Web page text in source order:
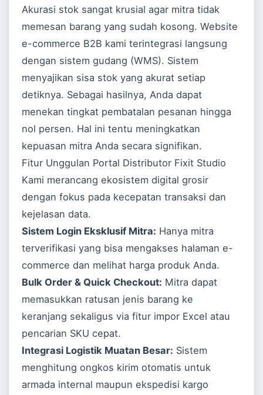
Akurasi stok sangat krusial agar mitra tidak
memesan barang yang sudah kosong. Website
e-commerce B2B kami terintegrasi langsung
dengan sistem gudang (WMS). Sistem
menyajikan sisa stok yang akurat setiap
detiknya. Sebagai hasilnya, Anda dapat
menekan tingkat pembatalan pesanan hingga
nol persen. Hal ini tentu meningkatkan
kepuasan mitra Anda secara signifikan.
Fitur Unggulan Portal Distributor Fixit Studio
Kami merancang ekosistem digital grosir
dengan fokus pada kecepatan transaksi dan
kejelasan data.
Sistem Login Eksklusif Mitra: Hanya mitra
terverifikasi yang bisa mengakses halaman e-
commerce dan melihat harga produk Anda.
Bulk Order & Quick Checkout: Mitra dapat
memasukkan ratusan jenis barang ke
keranjang sekaligus via fitur impor Excel atau
pencarian SKU cepat.
Integrasi Logistik Muatan Besar: Sistem
menghitung ongkos kirim otomatis untuk
armada internal maupun ekspedisi kargo